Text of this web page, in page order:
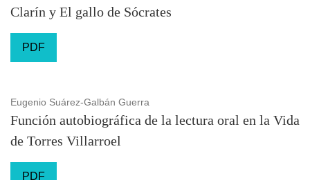
Clarín y El gallo de Sócrates
PDF
Eugenio Suárez-Galbán Guerra
Función autobiográfica de la lectura oral en la Vida
de Torres Villarroel
PDF